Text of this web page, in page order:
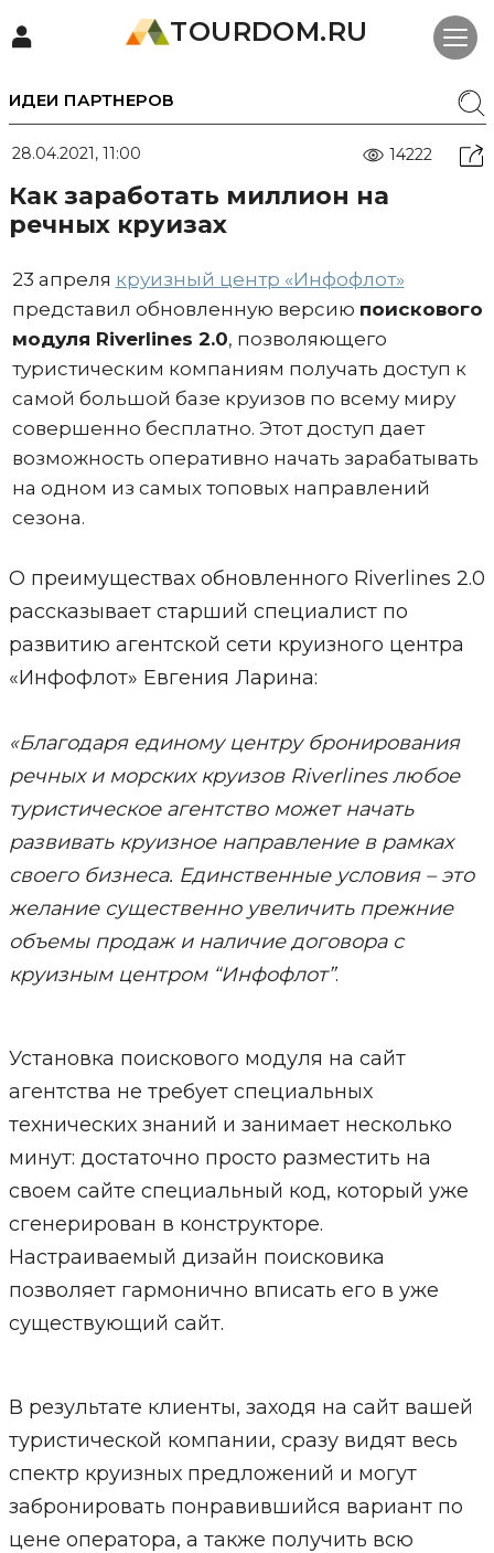
TOURDOM.RU
ИДЕИ ПАРТНЕРОВ
28.04.2021, 11:00 14222
Как заработать миллион на
речных круизах
23 апреля круизный центр «Инфофлот»
представил обновленную версию поискового
модуля Riverlines 2.0, позволяющего
туристическим компаниям получать доступ к
самой большой базе круизов по всему миру
совершенно бесплатно. Этот доступ дает
возможность оперативно начать зарабатывать
на одном из самых топовых направлений
сезона.
О преимуществах обновленного Riverlines 2.0
рассказывает старший специалист по
развитию агентской сети круизного центра
«Инфофлот» Евгения Ларина:
«Благодаря единому центру бронирования
речных и морских круизов Riverlines любое
туристическое агентство может начать
развивать круизное направление в рамках
своего бизнеса. Единственные условия – это
желание существенно увеличить прежние
объемы продаж и наличие договора с
круизным центром “Инфофлот”.
Установка поискового модуля на сайт
агентства не требует специальных
технических знаний и занимает несколько
минут: достаточно просто разместить на
своем сайте специальный код, который уже
сгенерирован в конструкторе.
Настраиваемый дизайн поисковика
позволяет гармонично вписать его в уже
существующий сайт.
В результате клиенты, заходя на сайт вашей
туристической компании, сразу видят весь
спектр круизных предложений и могут
забронировать понравившийся вариант по
цене оператора, а также получить всю